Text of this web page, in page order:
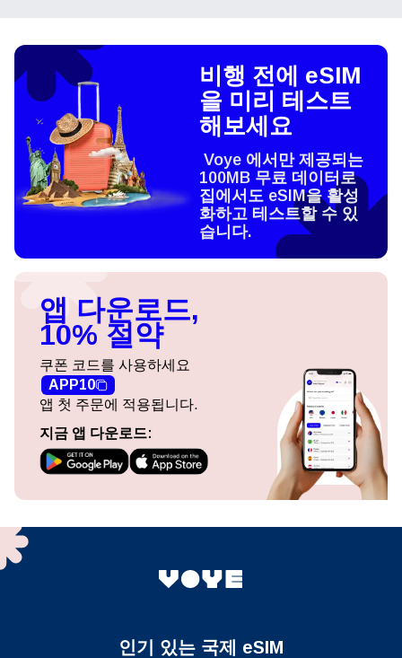
비행 전에 eSIM
을 미리 테스트
해보세요
Voye 에서만 제공되는
100MB 무료 데이터로
집에서도 eSIM을 활성
화하고 테스트할 수 있
습니다.
앱 다운로드,
10% 절약
쿠폰 코드를 사용하세요
APP10
앱 첫 주문에 적용됩니다.
지금 앱 다운로드:
인기 있는 국제 eSIM